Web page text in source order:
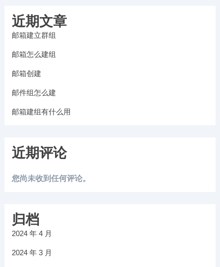
近期文章
邮箱建立群组
邮箱怎么建组
邮箱创建
邮件组怎么建
邮箱建组有什么用
近期评论
您尚未收到任何评论。
归档
2024 年 4 月
2024 年 3 月